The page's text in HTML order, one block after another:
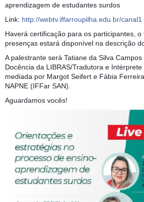
aprendizagem de estudantes surdos
Link: http://webtv.iffarroupilha.edu.br/canal1
Haverá certificação para os participantes,
presenças estará disponível na descrição
A palestrante será Tatiane da Silva
Docência da LIBRAS/Tradutora e
mediada por Margot Seifert e Fábia
NAPNE (IFFar SAN).
Aguardamos vocês!